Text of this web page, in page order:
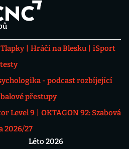
Hráči na Blesku
iSport
- podcast rozbíjející
přestupy
Level 9
OKTAGON 92: Szabová
2026/27
Léto 2026